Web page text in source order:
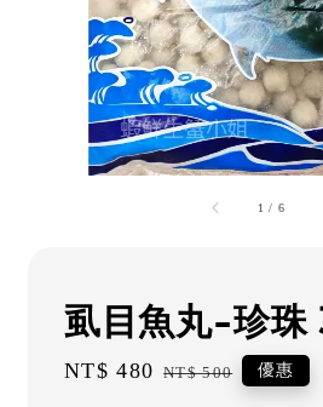
1 / 6
虱目魚丸-珍珠
Sale
NT$ 480 Regular
NT$ 500 優惠